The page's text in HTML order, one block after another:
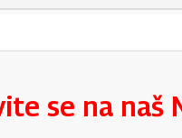
se na naš